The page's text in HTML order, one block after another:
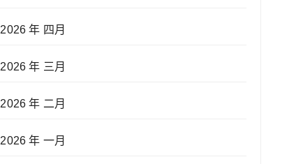
2026 年 四月
2026 年 三月
2026 年 二月
2026 年 一月